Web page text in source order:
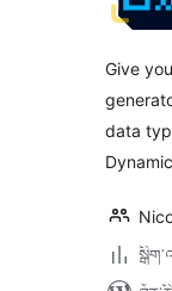
Give
data